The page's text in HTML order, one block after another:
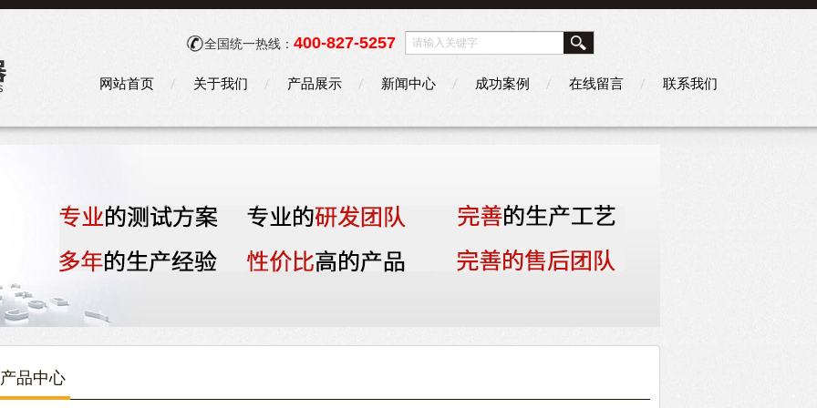
全国统一热线： 400-827-5257
网站首页 关于我们 产品展示 新闻中心 成功案例 在线留言 联系我们
产品中心